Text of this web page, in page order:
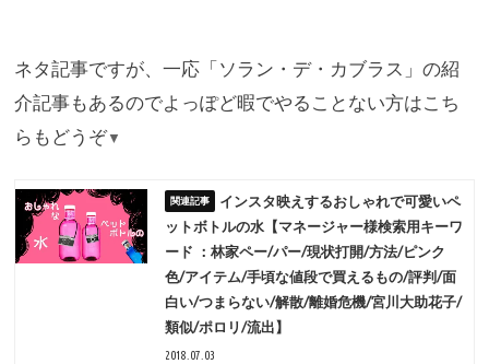
ネタ記事ですが、一応「ソラン・デ・ カブラス」の紹
介記事もあるのでよっぽど暇でやることない方はこち
らもどうぞ▼
インスタ映えするおしゃれで可愛いペ
ットボトルの水【マネージャー様検索用キーワ
ード ：林家ペー/パー/現状打開/方法/ピンク
色/アイテム/手頃な値段で買えるもの/評判/面
白い/つまらない/解散/離婚危機/宮川大助花子/
類似/ポロリ/流出】
2018.07.03